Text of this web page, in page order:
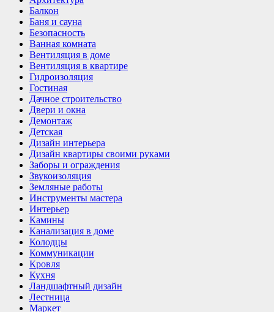
Балкон
Баня и сауна
Безопасность
Ванная комната
Вентиляция в доме
Вентиляция в квартире
Гидроизоляция
Гостиная
Дачное строительство
Двери и окна
Демонтаж
Детская
Дизайн интерьера
Дизайн квартиры своими руками
Заборы и ограждения
Звукоизоляция
Земляные работы
Инструменты мастера
Интерьер
Камины
Канализация в доме
Колодцы
Коммуникации
Кровля
Кухня
Ландшафтный дизайн
Лестница
Маркет